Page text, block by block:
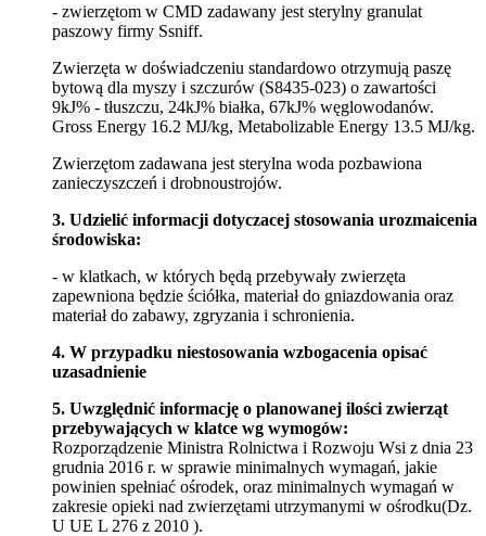
- zwierzętom w CMD zadawany jest sterylny granulat
paszowy firmy Ssniff.
Zwierzęta w doświadczeniu standardowo otrzymują paszę
bytową dla myszy i szczurów (S8435-023) o zawartości
9kJ% - tłuszczu, 24kJ% białka, 67kJ% węglowodanów.
Gross Energy 16.2 MJ/kg, Metabolizable Energy 13.5 MJ/kg.
Zwierzętom zadawana jest sterylna woda pozbawiona
zanieczyszczeń i drobnoustrojów.
3. Udzielić informacji dotyczacej stosowania urozmaicenia
środowiska:
- w klatkach, w których będą przebywały zwierzęta
zapewniona będzie ściółka, materiał do gniazdowania oraz
materiał do zabawy, zgryzania i schronienia.
4. W przypadku niestosowania wzbogacenia opisać
uzasadnienie
5. Uwzględnić informację o planowanej ilości zwierząt
przebywających w klatce wg wymogów:
Rozporządzenie Ministra Rolnictwa i Rozwoju Wsi z dnia 23
grudnia 2016 r. w sprawie minimalnych wymagań, jakie
powinien spełniać ośrodek, oraz minimalnych wymagań w
zakresie opieki nad zwierzętami utrzymanymi w ośrodku(Dz.
U UE L 276 z 2010 ).